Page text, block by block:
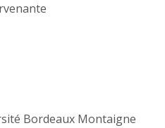
Bordeaux Montaigne